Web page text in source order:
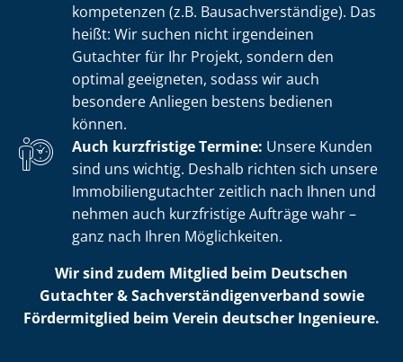
kom­pe­ten­zen (z.B. Bau­sach­ver­stän­di­ge). Das
heißt: Wir suchen nicht irgendeinen
Gutachter für Ihr Projekt, sondern den
optimal geeigneten, sodass wir auch
besondere Anliegen bestens bedienen
können.
Auch kurzfristige Termine: Unsere Kunden
sind uns wichtig. Deshalb richten sich unsere
Im­mo­bi­li­en­gut­ach­ter zeitlich nach Ihnen und
nehmen auch kurzfristige Aufträge wahr –
ganz nach Ihren Möglichkeiten.
Wir sind zudem Mitglied beim Deutschen
Gutachter & Sach­ver­stän­di­gen­ver­band sowie
Fördermitglied beim Verein deutscher Ingenieure.